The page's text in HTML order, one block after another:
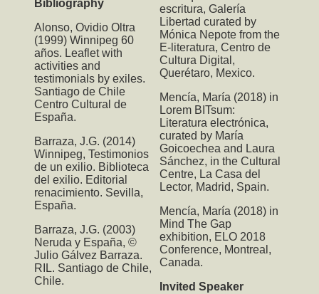
Bibliography
Alonso, Ovidio Oltra
(1999) Winnipeg 60
años. Leaflet with
activities and
testimonials by exiles.
Santiago de Chile
Centro Cultural de
España.
Barraza, J.G. (2014)
Winnipeg, Testimonios
de un exilio. Biblioteca
del exilio. Editorial
renacimiento. Sevilla,
España.
Barraza, J.G. (2003)
Neruda y España, ©
Julio Gálvez Barraza.
RIL. Santiago de Chile,
Chile.
escritura, Galería
Libertad curated by
Mónica Nepote from the
E-literatura, Centro de
Cultura Digital,
Querétaro, Mexico.
Mencía, María (2018) in
Lorem BITsum:
Literatura electrónica,
curated by María
Goicoechea and Laura
Sánchez, in the Cultural
Centre, La Casa del
Lector, Madrid, Spain.
Mencía, María (2018) in
Mind The Gap
exhibition, ELO 2018
Conference, Montreal,
Canada.
Invited Speaker